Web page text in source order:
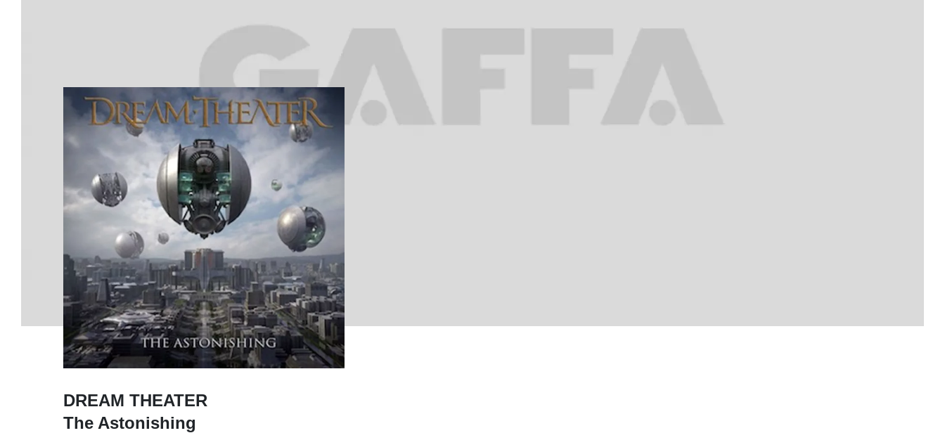
DREAM THEATER
The Astonishing